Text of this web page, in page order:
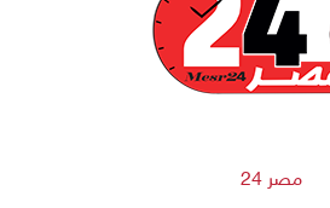
مصر 24